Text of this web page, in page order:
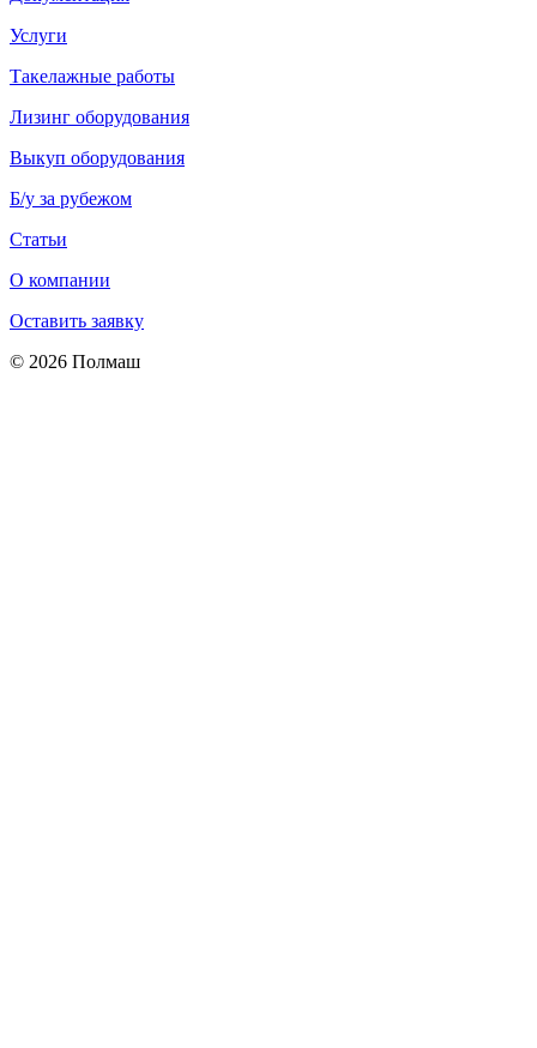
Услуги
Такелажные работы
Лизинг оборудования
Выкуп оборудования
Б/у за рубежом
Статьи
О компании
Оставить заявку
© 2026 Полмаш